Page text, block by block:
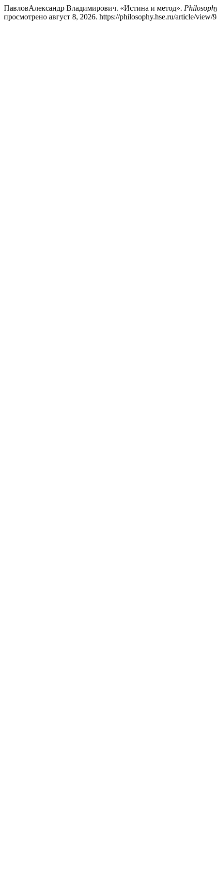
ПавловАлександр Владимирович. «Истина и метод».
просмотрено август 8, 2026. https://philosophy.hse.ru/article/view/